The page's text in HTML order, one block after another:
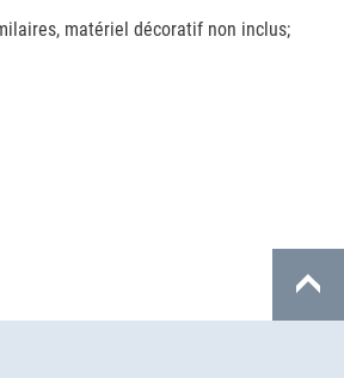
matériel décoratif non inclus;